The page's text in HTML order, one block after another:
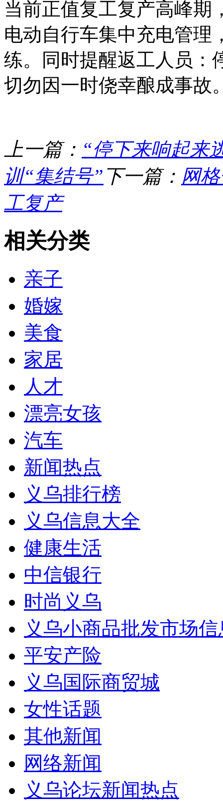
当前正值复工复产高峰期
电动自行车集中充电管理
练。同时提醒返工人员：
切勿因一时侥幸酿成事故
上一篇： “停下来响起来
训“集结号” 下一篇： 网
工复产
相关分类
亲子
婚嫁
美食
家居
人才
漂亮女孩
汽车
新闻热点
义乌排行榜
义乌信息大全
健康生活
中信银行
时尚义乌
义乌小商品批发市场
平安产险
义乌国际商贸城
女性话题
其他新闻
网络新闻
义乌论坛新闻热点